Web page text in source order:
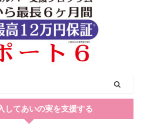
してあいの実を支援する